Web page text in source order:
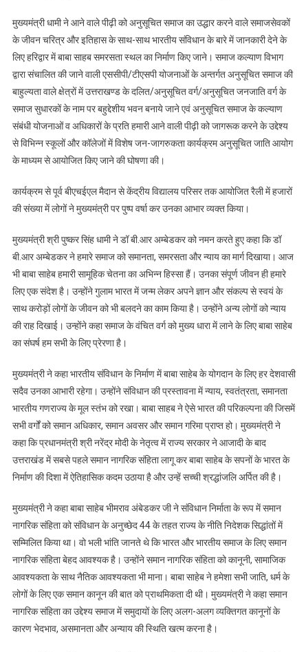
मुख्यमंत्री धामी ने आने वाले पीढ़ी को अनुसूचित समाज का उद्धार करने वाले समाजसेवकों
के जीवन चरित्र और इतिहास के साथ-साथ भारतीय संविधान के बारे में जानकारी देने के
लिए हरिद्वार में बाबा साहब समरसता स्थल का निर्माण किए जाने। समाज कल्याण विभाग
द्वारा संचालित की जाने वाली एससीपी/टीएसपी योजनाओं के अन्तर्गत अनुसूचित समाज की
बाहुल्यता वाले क्षेत्रों में उत्तराखण्ड के दलित/अनुसूचित वर्ग/अनुसूचित जनजाति वर्ग के
समाज सुधारकों के नाम पर बहुद्देशीय भवन बनाये जाने एवं अनुसूचित समाज के कल्याण
संबंधी योजनाओं व अधिकारों के प्रति हमारी आने वाली पीढ़ी को जागरूक करने के उद्देश्य
से विभिन्न स्कूलों और कॉलेजों में विशेष जन-जागरुकता कार्यक्रम अनुसूचित जाति आयोग
के माध्यम से आयोजित किए जाने की घोषणा की।
कार्यक्रम से पूर्व बीएचईएल मैदान से केंद्रीय विद्यालय परिसर तक आयोजित रैली में हजारों
की संख्या में लोगों ने मुख्यमंत्री पर पुष्प वर्षा कर उनका आभार व्यक्त किया।
मुख्यमंत्री श्री पुष्कर सिंह धामी ने डॉ बी.आर अम्बेडकर को नमन करते हुए कहा कि डॉ
बी.आर अम्बेडकर ने हमारे समाज को समानता, समरसता और न्याय का मार्ग दिखाया। आज
भी बाबा साहेब हमारी सामूहिक चेतना का अभिन्न हिस्सा हैं। उनका संपूर्ण जीवन ही हमारे
लिए एक संदेश है। उन्होंने गुलाम भारत में जन्म लेकर अपने ज्ञान और संकल्प से स्वयं के
साथ करोड़ों लोगों के जीवन को भी बलदने का काम किया है। उन्होंने अन्य लोगों को न्याय
की राह दिखाई। उन्होंने कहा समाज के वंचित वर्ग को मुख्य धारा में लाने के लिए बाबा साहेब
का संघर्ष हम सभी के लिए प्रेरणा है।
मुख्यमंत्री ने कहा भारतीय संविधान के निर्माण में बाबा साहेब के योगदान के लिए हर देशवासी
सदैव उनका आभारी रहेगा। उन्होंने संविधान की प्रस्तावना में न्याय, स्वतंत्रता, समानता
भारतीय गणराज्य के मूल स्तंभ को रखा। बाबा साहब ने ऐसे भारत की परिकल्पना की जिसमें
सभी वर्गों को समान अधिकार, समान अवसर और समान गरिमा प्राप्त हो। मुख्यमंत्री ने
कहा कि प्रधानमंत्री श्री नरेंद्र मोदी के नेतृत्व में राज्य सरकार ने आजादी के बाद
उत्तराखंड में सबसे पहले समान नागरिक संहिता लागू कर बाबा साहेब के सपनों के भारत के
निर्माण की दिशा में ऐतिहासिक कदम उठाया है और उन्हें सच्ची श्रद्धांजलि अर्पित की है।
मुख्यमंत्री ने कहा बाबा साहेब भीमराव अंबेडकर जी ने संविधान निर्माता के रूप में समान
नागरिक संहिता को संविधान के अनुच्छेद 44 के तहत राज्य के नीति निदेशक सिद्धांतों में
सम्मिलित किया था। वो भली भांति जानते थे कि भारत और भारतीय समाज के लिए समान
नागरिक संहिता बेहद आवश्यक है। उन्होंने समान नागरिक संहिता को कानूनी, सामाजिक
आवश्यकता के साथ नैतिक आवश्यकता भी माना। बाबा साहेब ने हमेशा सभी जाति, धर्म के
लोगों के लिए एक समान कानून की बात को प्राथमिकता दी थी। मुख्यमंत्री ने कहा समान
नागरिक संहिता का उद्देश्य समाज में समुदायों के लिए अलग-अलग व्यक्तिगत कानूनों के
कारण भेदभाव, असमानता और अन्याय की स्थिति खत्म करना है।